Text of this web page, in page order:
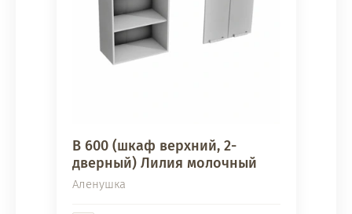
В 600 (шкаф верхний, 2-
дверный) Лилия молочный
Аленушка